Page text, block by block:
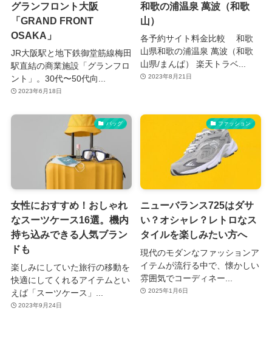
グランフロント大阪
「GRAND FRONT
OSAKA」
JR大阪駅と地下鉄御堂筋線梅田
駅直結の商業施設「グランフロ
ント」。30代〜50代向...
2023年6月18日
和歌の浦温泉 萬波（和歌
山）
各予約サイト料金比較 和歌
山県和歌の浦温泉 萬波（和歌
山県/まんぱ） 楽天トラベ...
2023年8月21日
バッグ
女性におすすめ！おしゃれ
なスーツケース16選。機内
持ち込みできる人気ブラン
ドも
楽しみにしていた旅行の移動を
快適にしてくれるアイテムとい
えば「スーツケース」...
2023年9月24日
ファッション
ニューバランス725はダサ
い？オシャレ？レトロなス
タイルを楽しみたい方へ
現代のモダンなファッションア
イテムが流行る中で、懐かしい
雰囲気でコーディネー...
2025年1月6日